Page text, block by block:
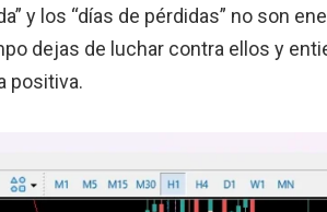
y los “días de pérdidas” no son
dejas de luchar contra ellos y
positiva.